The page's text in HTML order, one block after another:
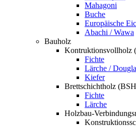
Mahagoni
Buche
Europäische
Abachi / Wawa
Bauholz
Kontruktionsvollholz
Fichte
Lärche /
Kiefer
Brettschichtholz
Fichte
Lärche
Holzbau-